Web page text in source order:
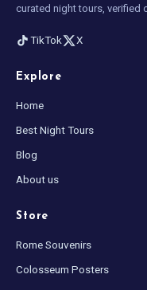
curated night tours, verified
TikTok X
Explore
Home
Best Night Tours
Blog
About us
Store
Rome Souvenirs
Colosseum Posters